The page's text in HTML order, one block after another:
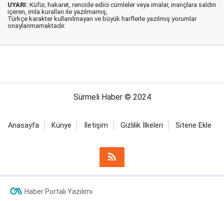
UYARI: Küfür, hakaret, rencide edici cümleler veya imalar, inançlara saldırı
içeren, imla kuralları ile yazılmamış,
Türkçe karakter kullanılmayan ve büyük harflerle yazılmış yorumlar
onaylanmamaktadır.
Sürmeli Haber © 2024
Anasayfa Künye İletişim Gizlilik İlkeleri Sitene Ekle
Haber Portalı Yazılımı